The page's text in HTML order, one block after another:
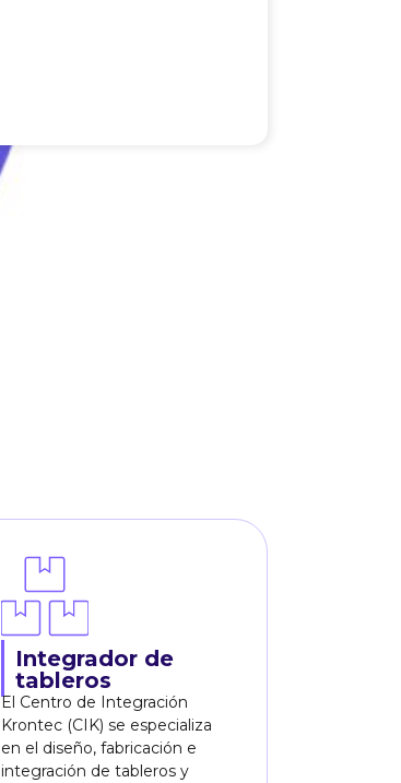
Integrador de
tableros
El Centro de Integración
Krontec (CIK) se especializa
en el diseño, fabricación e
integración de tableros y